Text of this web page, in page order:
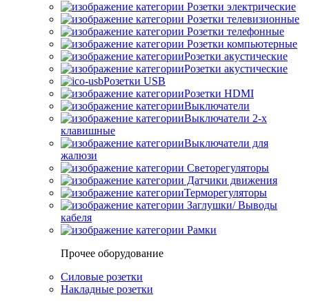
Розетки электрические
Розетки телевизионные
Розетки телефонные
Розетки компьютерные
Розетки акустические
Розетки акустические
Розетки USB
Розетки HDMI
Выключатели
Выключатели 2-х
клавишные
Выключатели для
жалюзи
Светорегуляторы
Датчики движения
Терморегуляторы
Заглушки/ Выводы
кабеля
Рамки
Прочее оборудование
Силовые розетки
Накладные розетки